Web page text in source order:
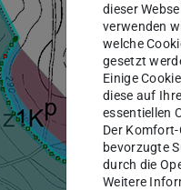
dieser
verwenden
welche
gesetzt
Einige
diese auf
essentiellen
Der
bevorzugte
durch die
Weitere